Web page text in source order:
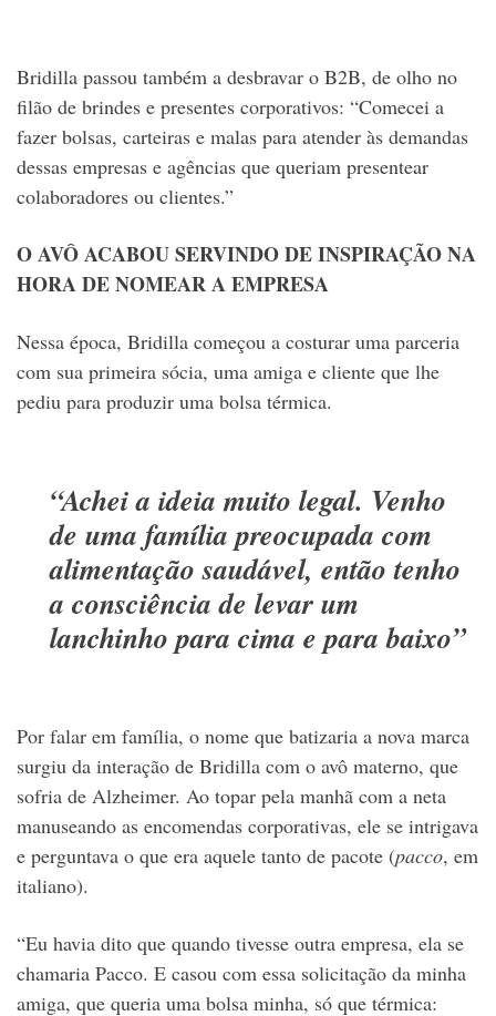
Bridilla passou também a desbravar o B2B, de olho no
filão de brindes e presentes corporativos: “Comecei a
fazer bolsas, carteiras e malas para atender às demandas
dessas empresas e agências que queriam presentear
colaboradores ou clientes.”
O AVÔ ACABOU SERVINDO DE INSPIRAÇÃO NA
HORA DE NOMEAR A EMPRESA
Nessa época, Bridilla começou a costurar uma parceria
com sua primeira sócia, uma amiga e cliente que lhe
pediu para produzir uma bolsa térmica.
“Achei a ideia muito legal. Venho
de uma família preocupada com
alimentação saudável, então tenho
a consciência de levar um
lanchinho para cima e para baixo”
Por falar em família, o nome que batizaria a nova marca
surgiu da interação de Bridilla com o avô materno, que
sofria de Alzheimer. Ao topar pela manhã com a neta
manuseando as encomendas corporativas, ele se intrigava
e perguntava o que era aquele tanto de pacote (pacco, em
italiano).
“Eu havia dito que quando tivesse outra empresa, ela se
chamaria Pacco. E casou com essa solicitação da minha
amiga, que queria uma bolsa minha, só que térmica: